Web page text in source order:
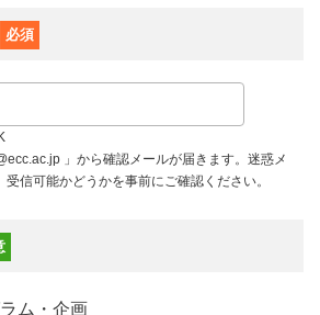
必須
」から確認メールが届きます。迷惑メ
信可能かどうかを事前にご確認ください。
ム・企画